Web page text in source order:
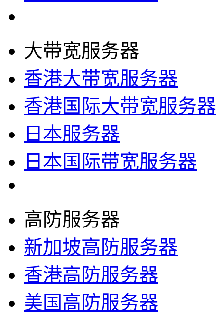
大带宽服务器
香港大带宽服务器
香港国际大带宽服务器
日本服务器
日本国际带宽服务器
高防服务器
新加坡高防服务器
香港高防服务器
美国高防服务器